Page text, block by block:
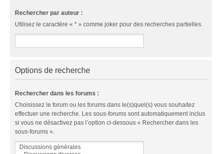
Rechercher par auteur :
Utilisez le caractère « * » comme joker pour des recherches partielles.
Options de recherche
Rechercher dans les forums :
Choisissez le forum ou les forums dans le(s)quel(s) vous souhaitez
effectuer une recherche. Les sous-forums sont automatiquement inclus
si vous ne désactivez pas l’option ci-dessous « Rechercher dans les
sous-forums ».